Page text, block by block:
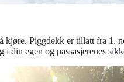
Piggdekk er tillatt fra 1.
din egen og passasjerenes